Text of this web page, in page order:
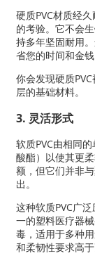
硬质PVC材质经
的考验。它不会
持多年坚固耐用
省您的时间和金钱
你会发现硬质
层的基础材料。
3. 灵活形式
软质PVC由相同
酸酯）以使其更
额，但它们并非
出。
这种软质PVC广
一的塑料医疗器
毒，适用于多种
和柔韧性要求高